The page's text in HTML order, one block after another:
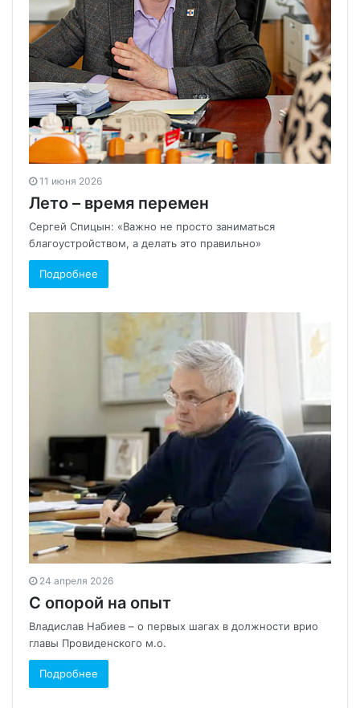
11 июня 2026
Лето – время перемен
Сергей Спицын: «Важно не просто заниматься
благоустройством, а делать это правильно»
Подробнее
24 апреля 2026
С опорой на опыт
Владислав Набиев – о первых шагах в должности врио
главы Провиденского м.о.
Подробнее